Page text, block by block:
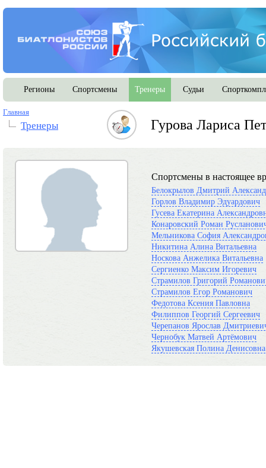
Регионы Спортсмены Тренеры Судьи
Главная
Тренеры Гурова Лариса
Спортсмены в настоящее
Белокрылов Дмитрий
Горлов Владимир Эдуардович
Гусева Екатерина
Конаровский Роман
Мельникова София
Никитина Алина Витальевна
Носкова Анжелика Витальевна
Сергиенко Максим Игоревич
Страмилов Григорий
Страмилов Егор Романович
Федотова Ксения Павловна
Филиппов Георгий Сергеевич
Черепанов Ярослав
Чернобук Матвей Артёмович
Якушевская Полина Денисовна